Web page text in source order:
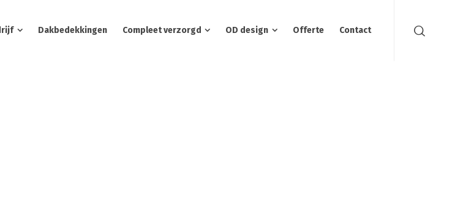
Dakbedekkingen Compleet verzorgd OD design Offerte Contact